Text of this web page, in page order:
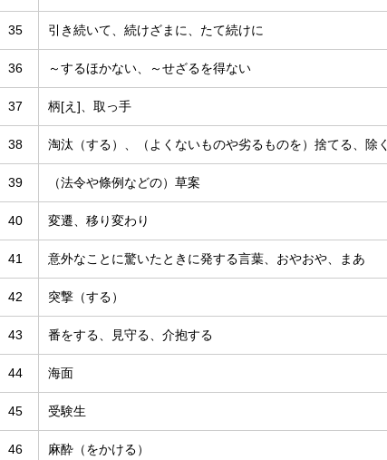
35 引き続いて、続けざまに、たて続けに
36 ～するほかない、～せざるを得ない
37 柄[え]、取っ手
38 淘汰（する）、（よくないものや劣るものを）捨てる、除く
39 （法令や條例などの）草案
40 変遷、移り変わり
41 意外なことに驚いたときに発する言葉、おやおや、まあ
42 突撃（する）
43 番をする、見守る、介抱する
44 海面
45 受験生
46 麻酔（をかける）